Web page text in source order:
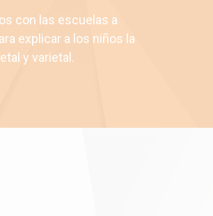
con las escuelas a
explicar a los niños la
y varietal.